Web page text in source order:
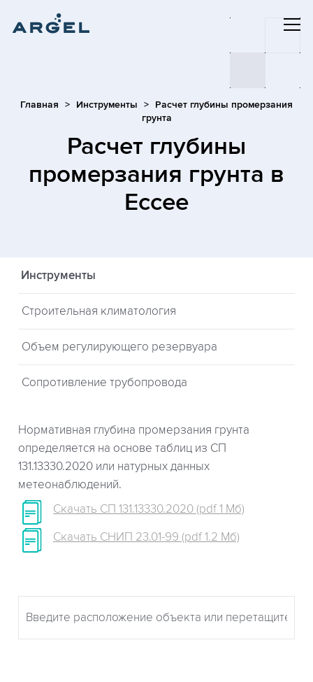
Главная Инструменты
Расчет глубины промерзания
грунта
Расчет глубины
промерзания грунта в
Ессее
Инструменты
Строительная климатология
Объем регулирующего резервуара
Сопротивление трубопровода
Нормативная глубина промерзания грунта
определяется на основе таблиц из СП
131.13330.2020 или натурных данных
метеонаблюдений.
Скачать СП 131.13330.2020 (pdf 1 Мб)
Скачать СНИП 23.01-99 (pdf 1.2 Мб)